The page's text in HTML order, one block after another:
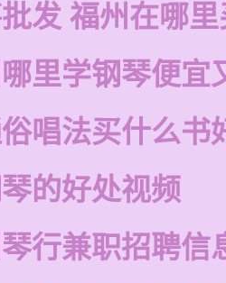
发 福州在哪
里学钢琴便宜
唱法买什么书
的好处视频
行兼职招聘信